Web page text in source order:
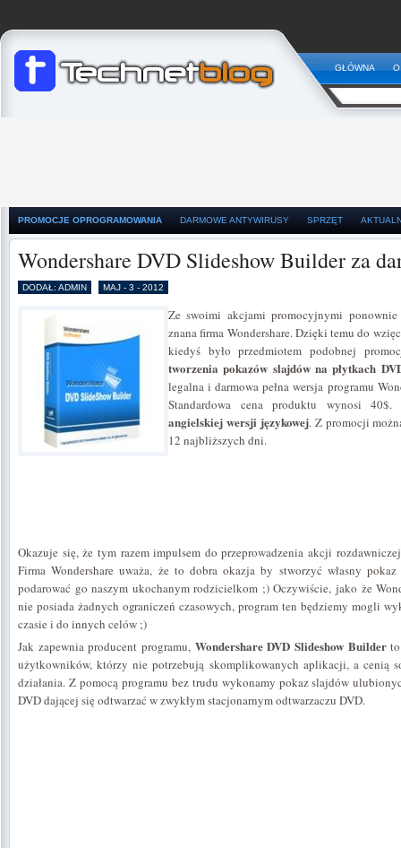
GŁÓWNA
PROMOCJE OPROGRAMOWANIA DARMOWE ANTYWIRUSY SPRZĘT
Wondershare DVD Slideshow Builder za
DODAŁ: ADMIN MAJ - 3 - 2012
Ze swoimi akcjami promocyjnymi
znana firma Wondershare. Dzięki temu do
kiedyś było przedmiotem podobnej
tworzenia pokazów slajdów na płytkach
legalna i darmowa pełna wersja programu
Standardowa cena produktu wynosi
angielskiej wersji językowej. Z promocji
12 najbliższych dni.
Okazuje się, że tym razem impulsem do przeprowadzenia akcji
Firma Wondershare uważa, że to dobra okazja by stworzyć własny
podarować go naszym ukochanym rodzicielkom ;) Oczywiście, jako że
nie posiada żadnych ograniczeń czasowych, program ten będziemy mogli
czasie i do innych celów ;)
Jak zapewnia producent programu, Wondershare DVD Slideshow Builder
użytkowników, którzy nie potrzebują skomplikowanych aplikacji, a cenią
działania. Z pomocą programu bez trudu wykonamy pokaz slajdów
DVD dającej się odtwarzać w zwykłym stacjonarnym odtwarzaczu DVD.